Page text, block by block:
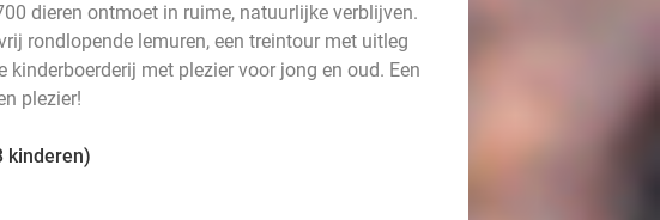
dieren ontmoet in ruime, natuurlijke verblijven.
rondlopende lemuren, een treintour met uitleg
kinderboerderij met plezier voor jong en oud. Een
plezier!
kinderen)